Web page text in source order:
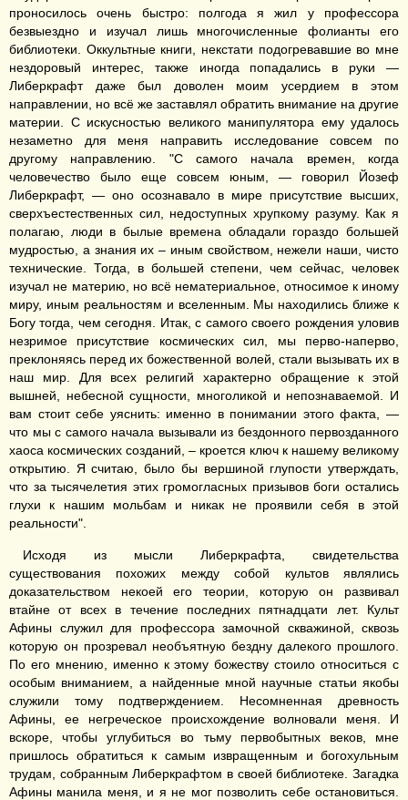
проносилось очень быстро: полгода я жил у профессора
безвыездно и изучал лишь многочисленные фолианты его
библиотеки. Оккультные книги, некстати подогревавшие во мне
нездоровый интерес, также иногда попадались в руки —
Либеркрафт даже был доволен моим усердием в этом
направлении, но всё же заставлял обратить внимание на другие
материи. С искусностью великого манипулятора ему удалось
незаметно для меня направить исследование совсем по
другому направлению. "С самого начала времен, когда
человечество было еще совсем юным, — говорил Йозеф
Либеркрафт, — оно осознавало в мире присутствие высших,
сверхъестественных сил, недоступных хрупкому разуму. Как я
полагаю, люди в былые времена обладали гораздо большей
мудростью, а знания их ‒ иным свойством, нежели наши, чисто
технические. Тогда, в большей степени, чем сейчас, человек
изучал не материю, но всё нематериальное, относимое к иному
миру, иным реальностям и вселенным. Мы находились ближе к
Богу тогда, чем сегодня. Итак, с самого своего рождения уловив
незримое присутствие космических сил, мы перво-наперво,
преклоняясь перед их божественной волей, стали вызывать их в
наш мир. Для всех религий характерно обращение к этой
вышней, небесной сущности, многоликой и непознаваемой. И
вам стоит себе уяснить: именно в понимании этого факта, —
что мы с самого начала вызывали из бездонного первозданного
хаоса космических созданий, ‒ кроется ключ к нашему великому
открытию. Я считаю, было бы вершиной глупости утверждать,
что за тысячелетия этих громогласных призывов боги остались
глухи к нашим мольбам и никак не проявили себя в этой
реальности".
Исходя из мысли Либеркрафта, свидетельства
существования похожих между собой культов являлись
доказательством некоей его теории, которую он развивал
втайне от всех в течение последних пятнадцати лет. Культ
Афины служил для профессора замочной скважиной, сквозь
которую он прозревал необъятную бездну далекого прошлого.
По его мнению, именно к этому божеству стоило относиться с
особым вниманием, а найденные мной научные статьи якобы
служили тому подтверждением. Несомненная древность
Афины, ее негреческое происхождение волновали меня. И
вскоре, чтобы углубиться во тьму первобытных веков, мне
пришлось обратиться к самым извращенным и богохульным
трудам, собранным Либеркрафтом в своей библиотеке. Загадка
Афины манила меня, и я не мог позволить себе остановиться.